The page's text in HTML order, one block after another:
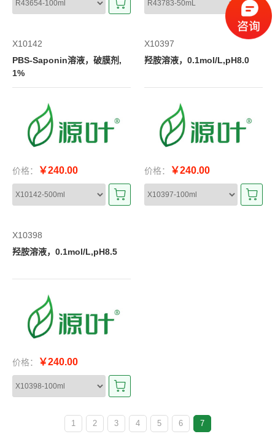
X10142
PBS-Saponin溶液，破膜剂,
1%
价格： ￥240.00
X10397
羟胺溶液，0.1mol/L,pH8.0
价格： ￥240.00
X10398
羟胺溶液，0.1mol/L,pH8.5
价格： ￥240.00
1 2 3 4 5 6 7